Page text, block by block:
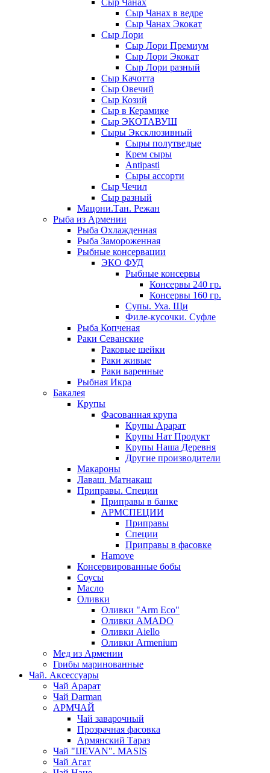
Сыр Чанах
Сыр Чанах в ведре
Сыр Чанах Экокат
Сыр Лори
Сыр Лори Премиум
Сыр Лори Экокат
Сыр Лори разный
Сыр Качотта
Сыр Овечий
Сыр Козий
Сыр в Керамике
Сыр ЭКОТАВУШ
Сыры Эксклюзивный
Сыры полутведые
Крем сыры
Antipasti
Сыры ассорти
Сыр Чечил
Сыр разный
Мацони.Тан. Режан
Рыба из Армении
Рыба Охлажденная
Рыба Замороженная
Рыбные консервации
ЭКО ФУД
Рыбные консервы
Консервы 240 гр.
Консервы 160 гр.
Супы. Уха. Щи
Филе-кусочки. Суфле
Рыба Копченая
Раки Севанские
Раковые шейки
Раки живые
Раки варенные
Рыбная Икра
Бакалея
Крупы
Фасованная крупа
Крупы Арарат
Крупы Нат Продукт
Крупы Наша Деревня
Другие производители
Макароны
Лаваш. Матнакаш
Приправы. Специи
Приправы в банке
АРМСПЕЦИИ
Приправы
Специи
Приправы в фасовке
Hamove
Консервированные бобы
Соусы
Масло
Оливки
Оливки "Arm Eco"
Оливки AMADO
Оливки Aiello
Оливки Armenium
Мед из Армении
Грибы маринованные
Чай. Аксессуары
Чай Арарат
Чай Darman
АРМЧАЙ
Чай заварочный
Прозрачная фасовка
Армянский Тараз
Чай "IJEVAN". MASIS
Чай Агат